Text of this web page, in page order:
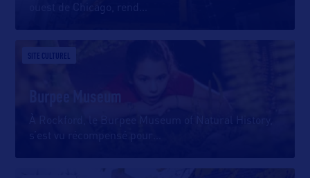
ouest de Chicago, rend
SITE CULTUREL
À Rockford, le Burpee Museum of Natural History,
s’est vu récompensé pour